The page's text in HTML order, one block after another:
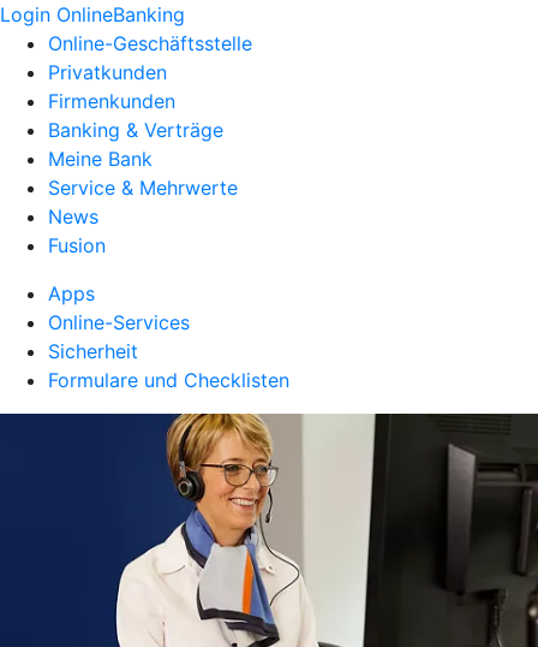
Login OnlineBanking
Online-Geschäftsstelle
Privatkunden
Firmenkunden
Banking & Verträge
Meine Bank
Service & Mehrwerte
News
Fusion
Apps
Online-Services
Sicherheit
Formulare und Checklisten